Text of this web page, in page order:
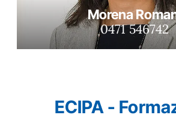
Morena
0471 546742
ECIPA -